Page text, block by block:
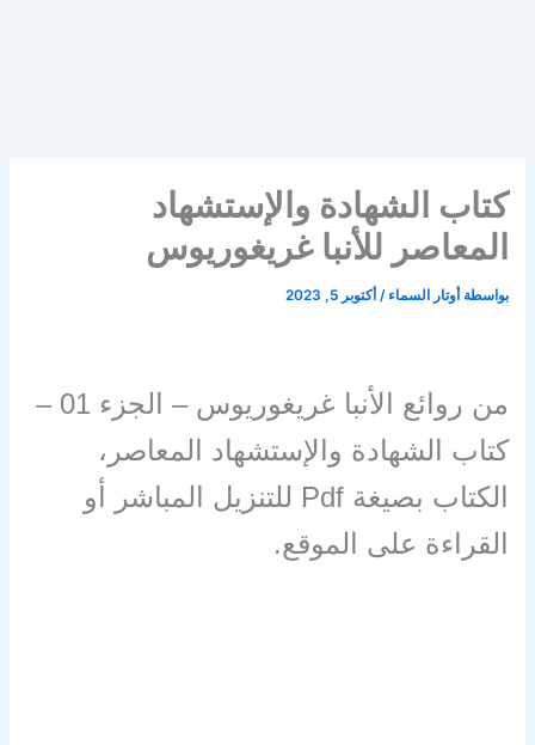
كتاب الشهادة والإستشهاد
المعاصر للأنبا غريغوريوس
بواسطة أوتار السماء/ أكتوبر 5, 2023
من روائع الأنبا غريغوريوس – الجزء 01 –
كتاب الشهادة والإستشهاد المعاصر،
الكتاب بصيغة Pdf للتنزيل المباشر أو
القراءة على الموقع.